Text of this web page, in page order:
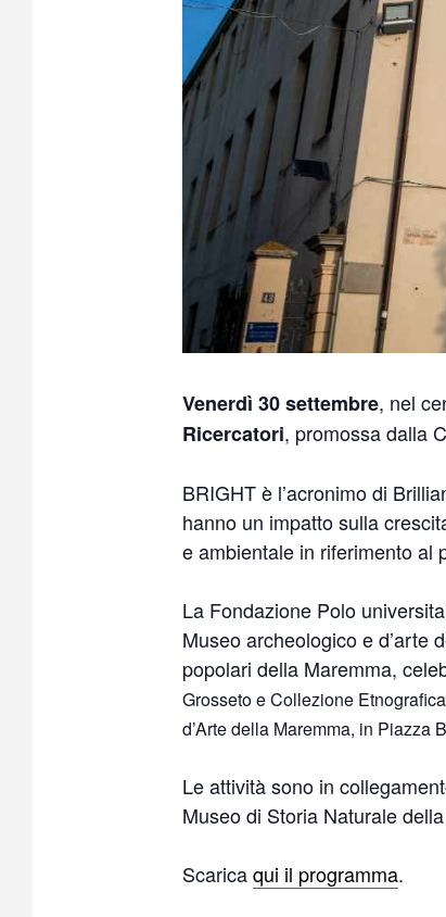
Venerdì 30 settembre, nel
Ricercatori, promossa dalla
BRIGHT è l’acronimo di
hanno un impatto sulla
e ambientale in riferimento al
La Fondazione Polo
Museo archeologico e d’arte
popolari della Maremma,
Grosseto e Collezione
d’Arte della Maremma, in Piazza
Le attività sono in
Museo di Storia Naturale
Scaricaqui il programma.